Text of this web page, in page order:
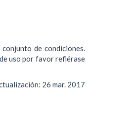
de condiciones.
uso por favor refiérase
26 mar. 2017